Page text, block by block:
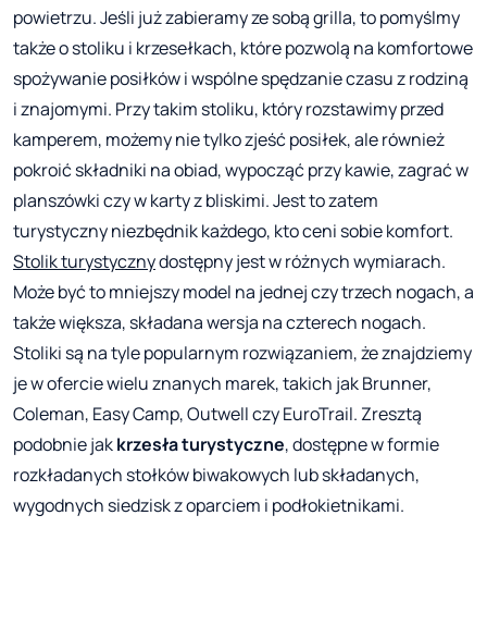
powietrzu. Jeśli już zabieramy ze sobą grilla, to pomyślmy
także o stoliku i krzesełkach, które pozwolą na komfortowe
spożywanie posiłków i wspólne spędzanie czasu z rodziną
i znajomymi. Przy takim stoliku, który rozstawimy przed
kamperem, możemy nie tylko zjeść posiłek, ale również
pokroić składniki na obiad, wypocząć przy kawie, zagrać w
planszówki czy w karty z bliskimi. Jest to zatem
turystyczny niezbędnik każdego, kto ceni sobie komfort.
Stolik turystycznydostępny jest w różnych wymiarach.
Może być to mniejszy model na jednej czy trzech nogach, a
także większa, składana wersja na czterech nogach.
Stoliki są na tyle popularnym rozwiązaniem, że znajdziemy
je w ofercie wielu znanych marek, takich jak Brunner,
Coleman, Easy Camp, Outwell czy EuroTrail. Zresztą
podobnie jakkrzesła turystyczne, dostępne w formie
rozkładanych stołków biwakowych lub składanych,
wygodnych siedzisk z oparciem i podłokietnikami.